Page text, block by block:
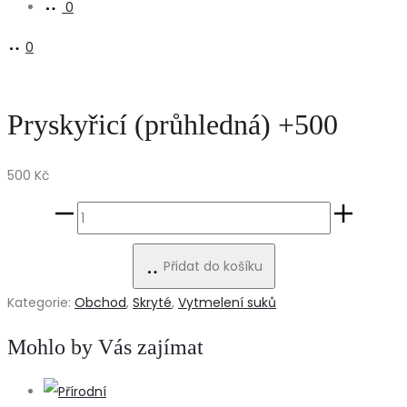
0
0
Pryskyřicí (průhledná) +500
500 Kč
Pryskyřicí
množství
Přidat do košíku
Kategorie: Obchod, Skryté, Vytmelení suků
Mohlo by Vás zajímat